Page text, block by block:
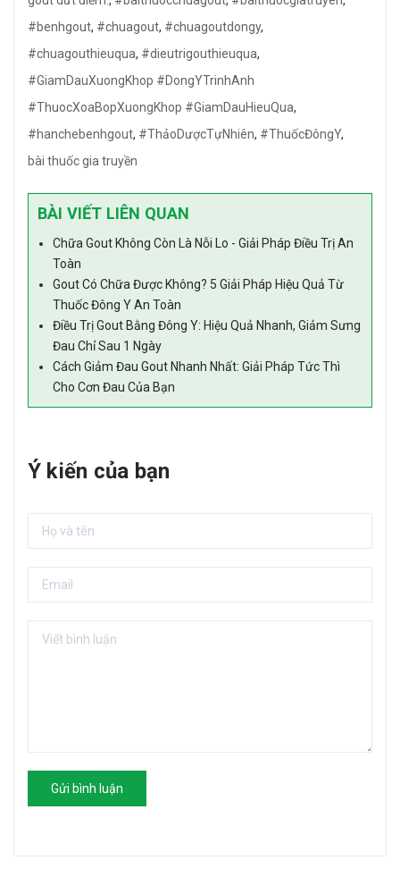
#benhgout, #chuagout, #chuagoutdongy,
#chuagouthieuqua, #dieutrigouthieuqua,
#GiamDauXuongKhop #DongYTrinhAnh
#ThuocXoaBopXuongKhop #GiamDauHieuQua,
#hanchebenhgout, #ThảoDượcTựNhiên, #ThuốcĐôngY,
bài thuốc gia truyền
BÀI VIẾT LIÊN QUAN
Chữa Gout Không Còn Là Nỗi Lo - Giải Pháp Điều Trị An
Toàn
Gout Có Chữa Được Không? 5 Giải Pháp Hiệu Quả Từ
Thuốc Đông Y An Toàn
Điều Trị Gout Bằng Đông Y: Hiệu Quả Nhanh, Giảm Sưng
Đau Chỉ Sau 1 Ngày
Cách Giảm Đau Gout Nhanh Nhất: Giải Pháp Tức Thì
Cho Cơn Đau Của Bạn
Ý kiến của bạn
Gửi bình luận